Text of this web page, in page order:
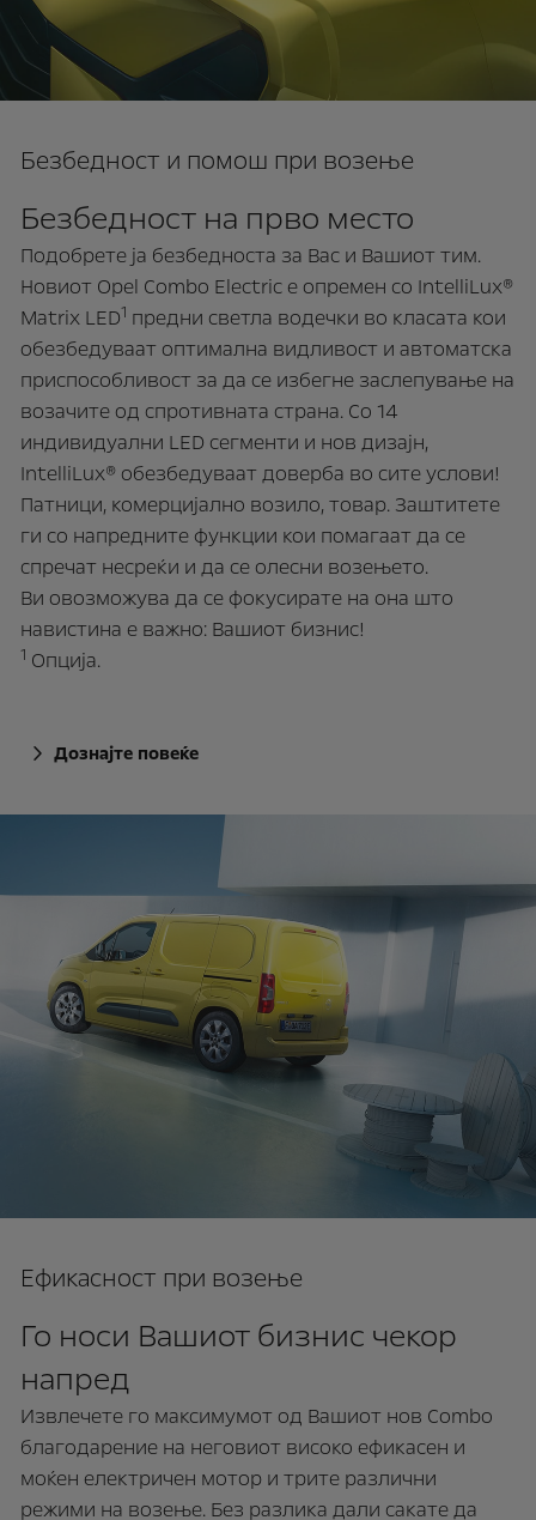
Безбедност и помош при возење
Безбедност на прво место
Подобрете ја безбедноста за Вас и Вашиот тим.
Новиот Opel Combo Electric е опремен со IntelliLux®
Matrix LED1 предни светла водечки во класата кои
обезбедуваат оптимална видливост и автоматска
приспособливост за да се избегне заслепување на
возачите од спротивната страна. Со 14
индивидуални LED сегменти и нов дизајн,
IntelliLux® обезбедуваат доверба во сите услови!
Патници, комерцијално возило, товар. Заштитете
ги со напредните функции кои помагаат да се
спречат несреќи и да се олесни возењето.
Ви овозможува да се фокусирате на она што
навистина е важно: Вашиот бизнис!
1 Oпција.
Дознајте повеќе
Ефикасност при возење
Го носи Вашиот бизнис чекор
напред
Извлечете го максимумот од Вашиот нов Combo
благодарение на неговиот високо ефикасен и
моќен електричен мотор и трите различни
режими на возење. Без разлика дали сакате да